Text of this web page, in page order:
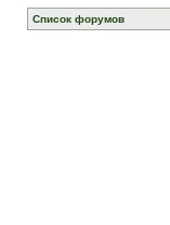
Список форумов